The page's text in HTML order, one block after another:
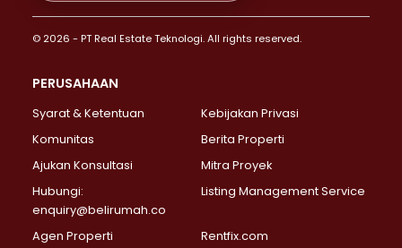
Properti Dijual di Bendungan Hilir >
Properti Dijual di Jakarta Selatan >
Properti Dijual di Lebak Bulus >
Properti Dijual di Gandaria Selatan >
Properti Dijual di Pondok Labu >
Properti Dijual di Lenteng Agung >
Properti Dijual di Senayan >
Properti Dijual di Pondok Pinang >
© 2026 - PT Real Estate Teknologi. All rights reserved.
PERUSAHAAN
Syarat & Ketentuan
Kebijakan Privasi
Komunitas
Berita Properti
Ajukan Konsultasi
Mitra Proyek
Hubungi:
enquiry@belirumah.co
Listing Management Service
Agen Properti Rentfix.com